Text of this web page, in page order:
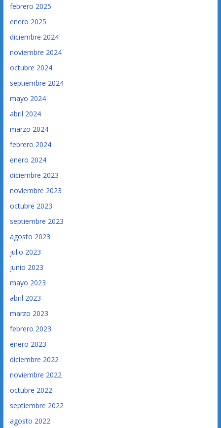
febrero 2025
enero 2025
diciembre 2024
noviembre 2024
octubre 2024
septiembre 2024
mayo 2024
abril 2024
marzo 2024
febrero 2024
enero 2024
diciembre 2023
noviembre 2023
octubre 2023
septiembre 2023
agosto 2023
julio 2023
junio 2023
mayo 2023
abril 2023
marzo 2023
febrero 2023
enero 2023
diciembre 2022
noviembre 2022
octubre 2022
septiembre 2022
agosto 2022